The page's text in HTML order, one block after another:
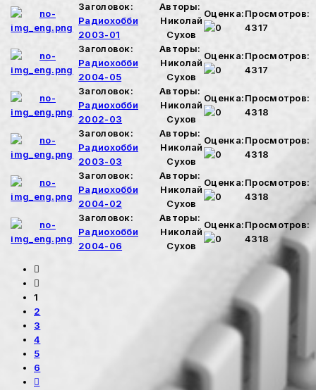
Заголовок:
Радиохобби
2003-01
Авторы:
Николай
Сухов
Оценка:Просмотров:
4317
Заголовок:
Радиохобби
2004-05
Авторы:
Николай
Сухов
Оценка:Просмотров:
4317
Заголовок:
Радиохобби
2002-03
Авторы:
Николай
Сухов
Оценка:Просмотров:
4318
Заголовок:
Радиохобби
2003-03
Авторы:
Николай
Сухов
Оценка:Просмотров:
4318
Заголовок:
Радиохобби
2004-02
Авторы:
Николай
Сухов
Оценка:Просмотров:
4318
Заголовок:
Радиохобби
2004-06
Авторы:
Николай
Сухов
Оценка:Просмотров:
4318
1
2
3
4
5
6